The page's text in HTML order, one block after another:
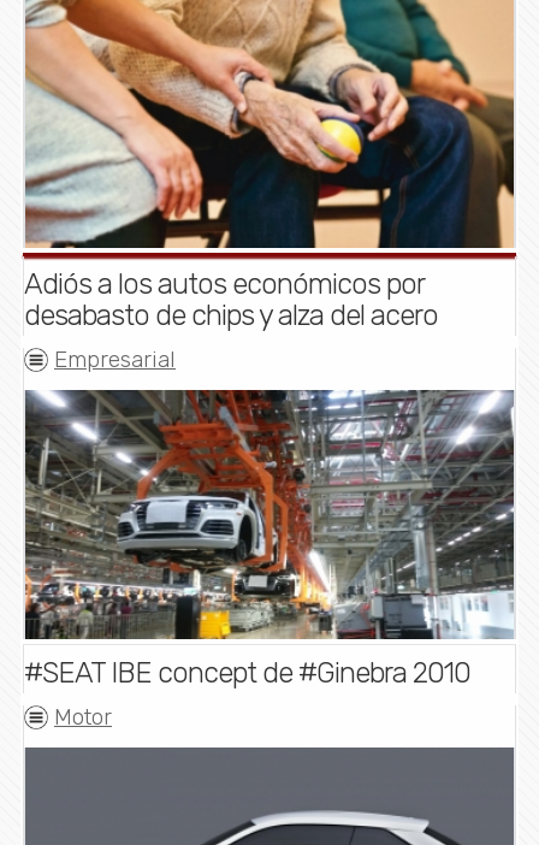
Adiós a los autos económicos por
desabasto de chips y alza del acero
Empresarial
#SEAT IBE concept de #Ginebra 2010
Motor